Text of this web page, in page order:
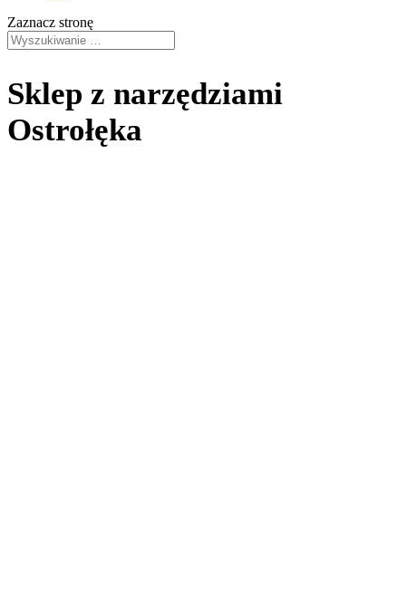
Zaznacz stronę
Sklep z narzędziami
Ostrołęka